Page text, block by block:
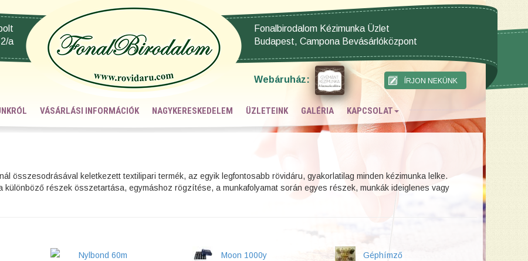
a
Fonalbirodalom Kézimunka Üzlet
Budapest, Campona Bevásárlóközpont
Webáruház:
VÁSÁRLÁSI INFORMÁCIÓK NAGYKERESKEDELEM ÜZLETEINK GALÉRIA KAPCSOLAT
összesodrásával keletkezett textilipari termék, az egyik legfontosabb rövidáru, gyakorlatilag minden kézimunka lelke.
különböző részek összetartása, egymáshoz rögzítése, a munkafolyamat során egyes részek, munkák ideiglenes vagy
Nylbond 60m Moon 1000y
Géphímző